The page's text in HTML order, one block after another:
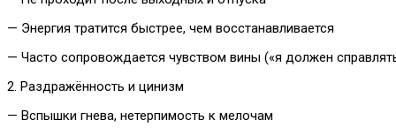
— Энергия тратится быстрее, чем восстанавливается
— Часто сопровождается чувством вины («я должен
2. Раздражённость и цинизм
— Вспышки гнева, нетерпимость к мелочам